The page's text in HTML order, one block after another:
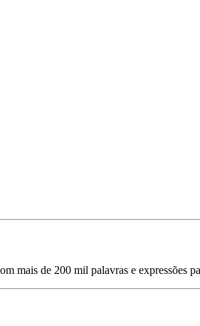
mais de 200 mil palavras e expressões